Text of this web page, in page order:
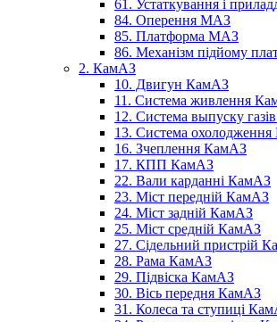
61. Устаткування і
84. Оперення МАЗ
85. Платформа МАЗ
86. Механізм підйому
2. КамАЗ
10. Двигун КамАЗ
11. Система живлення
12. Система выпуску
13. Система
16. Зчеплення КамАЗ
17. КПП КамАЗ
22. Вали карданні КамАЗ
23. Міст передній КамАЗ
24. Міст задній КамАЗ
25. Міст средній КамАЗ
27. Сідельний пристрій
28. Рама КамАЗ
29. Підвіска КамАЗ
30. Вісь передня КамАЗ
31. Колеса та ступиці